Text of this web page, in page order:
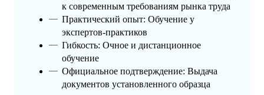
к современным требованиям рынка труда
Практический опыт: Обучение у
экспертов-практиков
Гибкость: Очное и дистанционное
обучение
Официальное подтверждение: Выдача
документов установленного образца